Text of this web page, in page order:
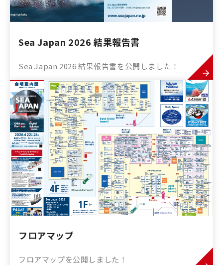
Sea Japan 2026 結果報告書
Sea Japan 2026 結果報告書を公開しました！
フロアマップ
フロアマップを公開しました！